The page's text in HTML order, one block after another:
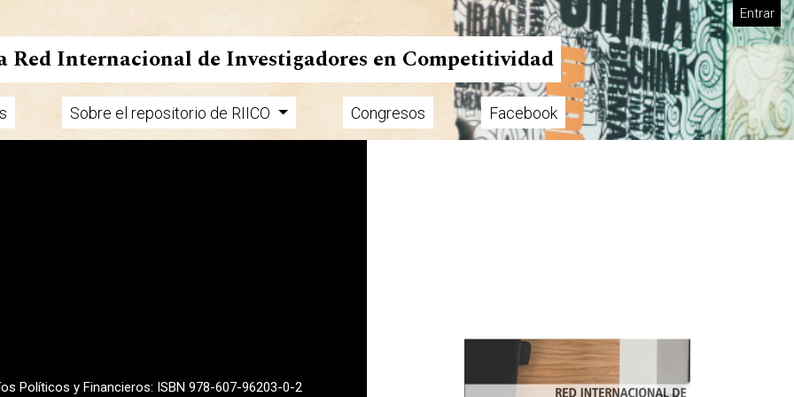
Entrar
Red Internacional de Investigadores en Competitividad
Sobre el repositorio de RIICO Congresos Facebook
Políticos y Financieros: ISBN 978-607-96203-0-2
Imagen de portada